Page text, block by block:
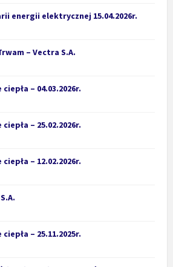
energii elektrycznej 15.04.2026r.
– Vectra S.A.
– 04.03.2026r.
– 25.02.2026r.
– 12.02.2026r.
– 25.11.2025r.